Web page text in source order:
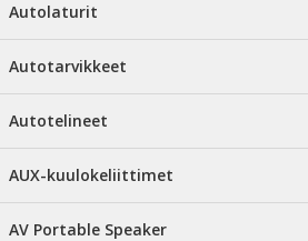
Autolaturit
Autotarvikkeet
Autotelineet
AUX-kuulokeliittimet
AV Portable Speaker